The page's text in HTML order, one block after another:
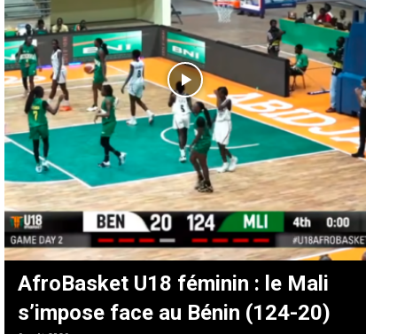
AfroBasket U18 féminin : le Mali
s’impose face au Bénin (124-20)